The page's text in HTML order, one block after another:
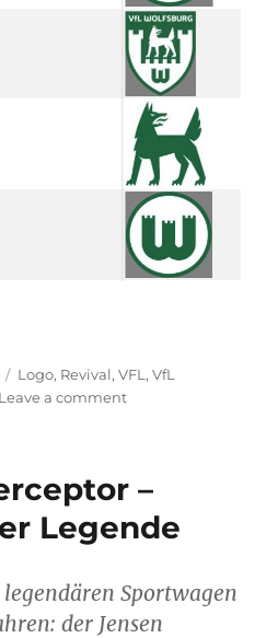
Tags
Logo, Revival,VFL ,VfL
Leave a commenton
Logorevival
–
Legende
Sportwagen
der Jensen